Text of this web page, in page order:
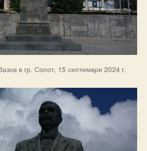
в гр. Сопот, 15 септември 2024 г.